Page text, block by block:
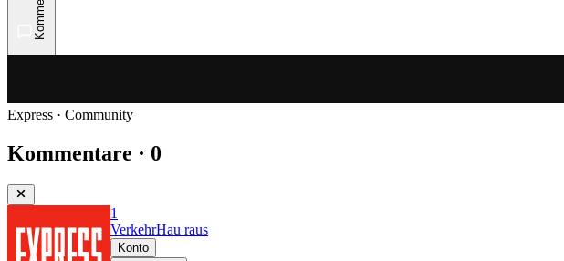
Express · Community
Kommentare · 0
1
VerkehrHau raus
Konto